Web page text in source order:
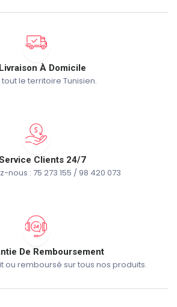
Livraison À Domicile
tout le territoire Tunisien.
Clients 24/7
nous : 75 273 155 / 98 420 073
De Remboursement
ou remboursé sur tous nos produits.